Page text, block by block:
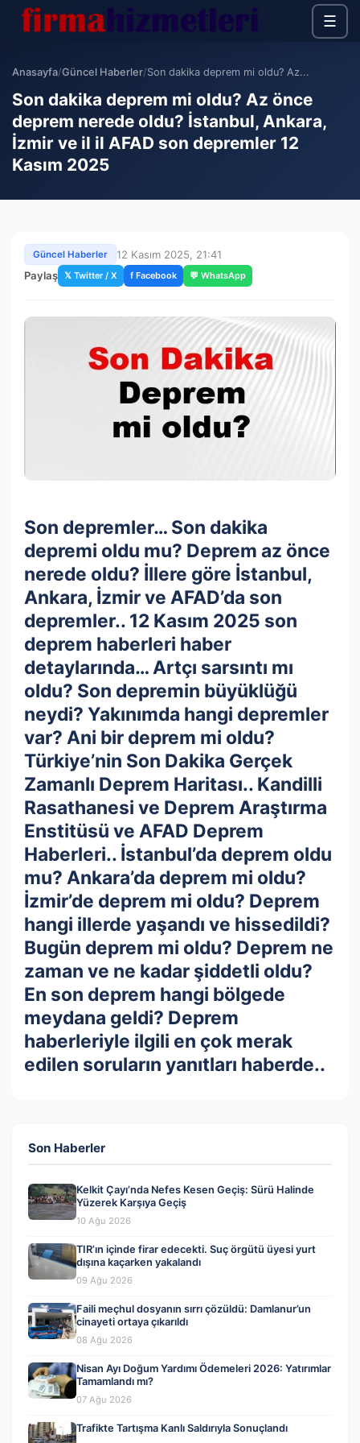
☰
Anasayfa/Güncel Haberler/Son dakika deprem mi oldu? Az...
Son dakika deprem mi oldu? Az önce
deprem nerede oldu? İstanbul, Ankara,
İzmir ve il il AFAD son depremler 12
Kasım 2025
Güncel Haberler
12 Kasım 2025, 21:41
Paylaş 𝕏 Twitter / X f Facebook 💬 WhatsApp
Son depremler… Son dakika
depremi oldu mu? Deprem az önce
nerede oldu? İllere göre İstanbul,
Ankara, İzmir ve AFAD’da son
depremler.. 12 Kasım 2025 son
deprem haberleri haber
detaylarında… Artçı sarsıntı mı
oldu? Son depremin büyüklüğü
neydi? Yakınımda hangi depremler
var? Ani bir deprem mi oldu?
Türkiye’nin Son Dakika Gerçek
Zamanlı Deprem Haritası.. Kandilli
Rasathanesi ve Deprem Araştırma
Enstitüsü ve AFAD Deprem
Haberleri.. İstanbul’da deprem oldu
mu? Ankara’da deprem mi oldu?
İzmir’de deprem mi oldu? Deprem
hangi illerde yaşandı ve hissedildi?
Bugün deprem mi oldu? Deprem ne
zaman ve ne kadar şiddetli oldu?
En son deprem hangi bölgede
meydana geldi? Deprem
haberleriyle ilgili en çok merak
edilen soruların yanıtları haberde..
Son Haberler
Kelkit Çayı’nda Nefes Kesen Geçiş: Sürü Halinde
Yüzerek Karşıya Geçiş
10 Ağu 2026
TIR’ın içinde firar edecekti. Suç örgütü üyesi yurt
dışına kaçarken yakalandı
09 Ağu 2026
Faili meçhul dosyanın sırrı çözüldü: Damlanur’un
cinayeti ortaya çıkarıldı
08 Ağu 2026
Nisan Ayı Doğum Yardımı Ödemeleri 2026: Yatırımlar
Tamamlandı mı?
07 Ağu 2026
Trafikte Tartışma Kanlı Saldırıyla Sonuçlandı